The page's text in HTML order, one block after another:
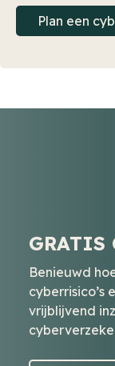
Plan een
GRATIS
Benieuwd
cyberrisico’s
vrijblijvend